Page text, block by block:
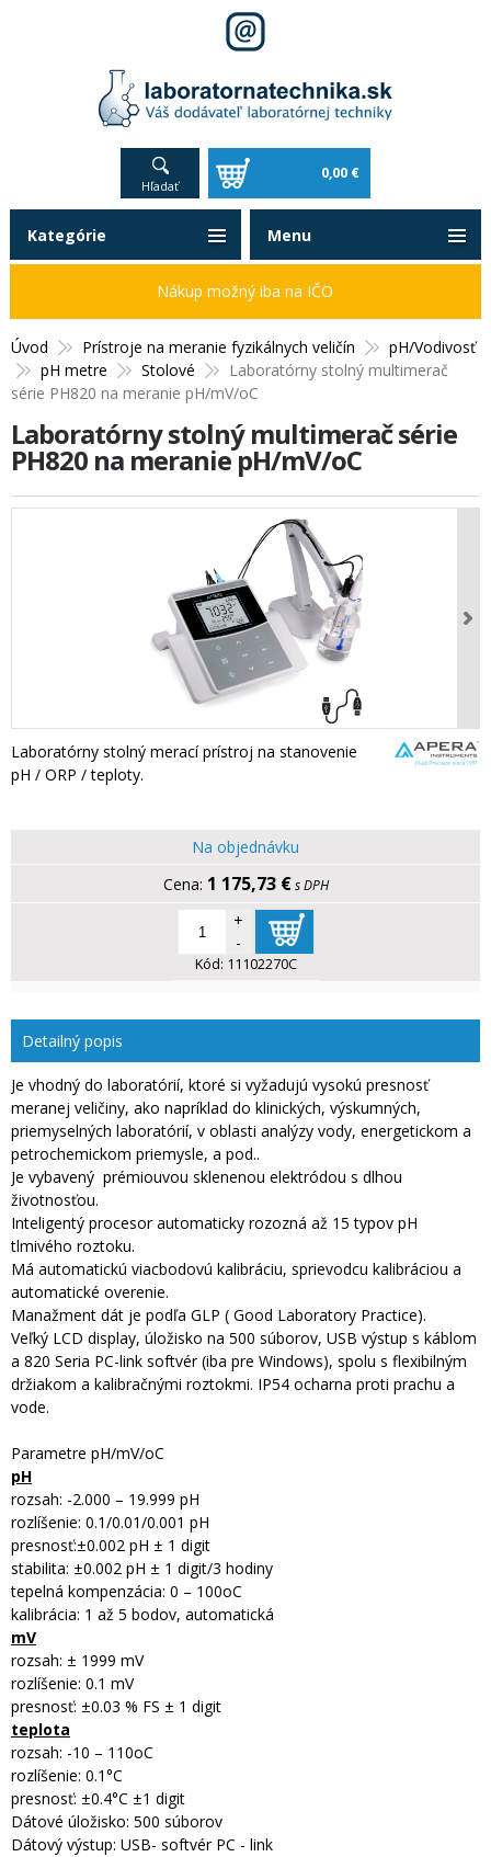
Hľadať
0,00 €
Úvod Prístroje na meranie fyzikálnych veličín
pH/Vodivosť
pH metre
Stolové
Laboratórny stolný multimerač
série PH820 na meranie pH/mV/oC
Laboratórny stolný multimerač série
PH820 na meranie pH/mV/oC
Laboratórny stolný merací prístroj na stanovenie
pH / ORP / teploty.
Na objednávku
1 175,73 € s DPH
+
-
Kód: 11102270C
Detailný popis
Je vhodný do laboratórií, ktoré si vyžadujú vysokú presnosť
meranej veličiny, ako napríklad do klinických, výskumných,
priemyselných laboratórií, v oblasti analýzy vody, energetickom a
petrochemickom priemysle, a pod..
Je vybavený prémiouvou sklenenou elektródou s dlhou
životnosťou.
Inteligentý procesor automaticky rozozná až 15 typov pH
tlmivého roztoku.
Má automatickú viacbodovú kalibráciu, sprievodcu kalibráciou a
automatické overenie.
Manažment dát je podľa GLP ( Good Laboratory Practice).
Veľký LCD display, úložisko na 500 súborov, USB výstup s káblom
a 820 Seria PC-link softvér (iba pre Windows), spolu s flexibilným
držiakom a kalibračnými roztokmi. IP54 ocharna proti prachu a
vode.
Parametre pH/mV/oC
pH
rozsah: -2.000 – 19.999 pH
rozlíšenie: 0.1/0.01/0.001 pH
presnosť:±0.002 pH ± 1 digit
stabilita: ±0.002 pH ± 1 digit/3 hodiny
tepelná kompenzácia: 0 – 100oC
kalibrácia: 1 až 5 bodov, automatická
mV
rozsah: ± 1999 mV
rozlíšenie: 0.1 mV
presnosť: ±0.03 % FS ± 1 digit
teplota
rozsah: -10 – 110oC
rozlíšenie: 0.1°C
presnosť: ±0.4°C ±1 digit
Dátové úložisko: 500 súborov
Dátový výstup: USB- softvér PC - link
Kategórie
Nákup možný iba na IČO
Menu